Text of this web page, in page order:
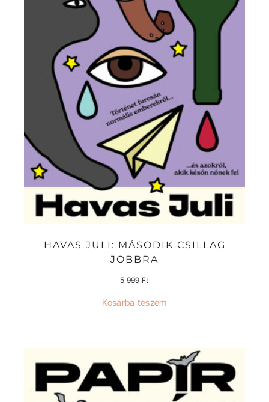
HAVAS JULI: MÁSODIK CSILLAG
JOBBRA
5 999 Ft
Kosárba teszem